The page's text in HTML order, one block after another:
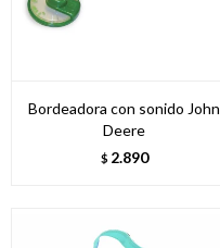
Bordeadora con sonido John
Deere
$ 2.890